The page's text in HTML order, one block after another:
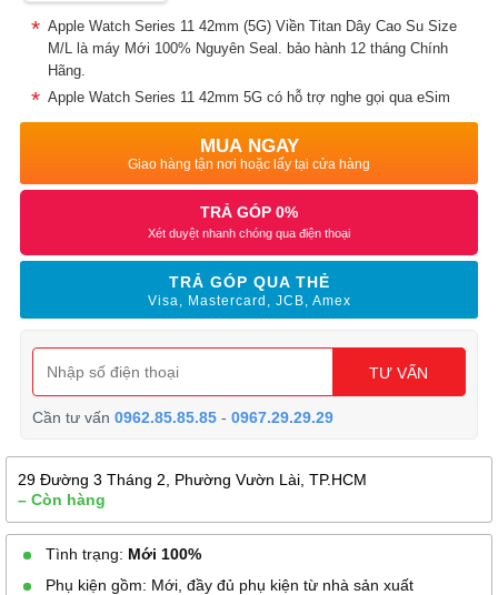
Apple Watch Series 11 42mm (5G) Viền Titan Dây Cao Su Size
M/L là máy Mới 100% Nguyên Seal. bảo hành 12 tháng Chính
Hãng.
Apple Watch Series 11 42mm 5G có hỗ trợ nghe gọi qua eSim
MUA NGAY
Giao hàng tận nơi hoặc lấy tại cửa hàng
TRẢ GÓP 0%
Xét duyệt nhanh chóng qua điện thoại
TRẢ GÓP QUA THẺ
Visa, Mastercard, JCB, Amex
TƯ VẤN
Cần tư vấn0962.85.85.85 -0967.29.29.29
29 Đường 3 Tháng 2, Phường Vườn Lài, TP.HCM
– Còn hàng
Tình trạng: Mới 100%
Phụ kiện gồm: Mới, đầy đủ phụ kiện từ nhà sản xuất